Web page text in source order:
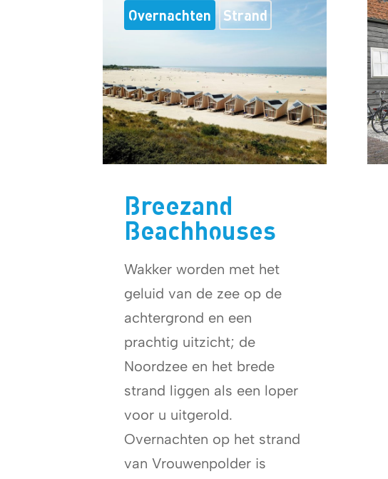
Overnachten Strand
Breezand
Beachhouses
Wakker worden met het
geluid van de zee op de
achtergrond en een
prachtig uitzicht; de
Noordzee en het brede
strand liggen als een loper
voor u uitgerold.
Overnachten op het strand
van Vrouwenpolder is